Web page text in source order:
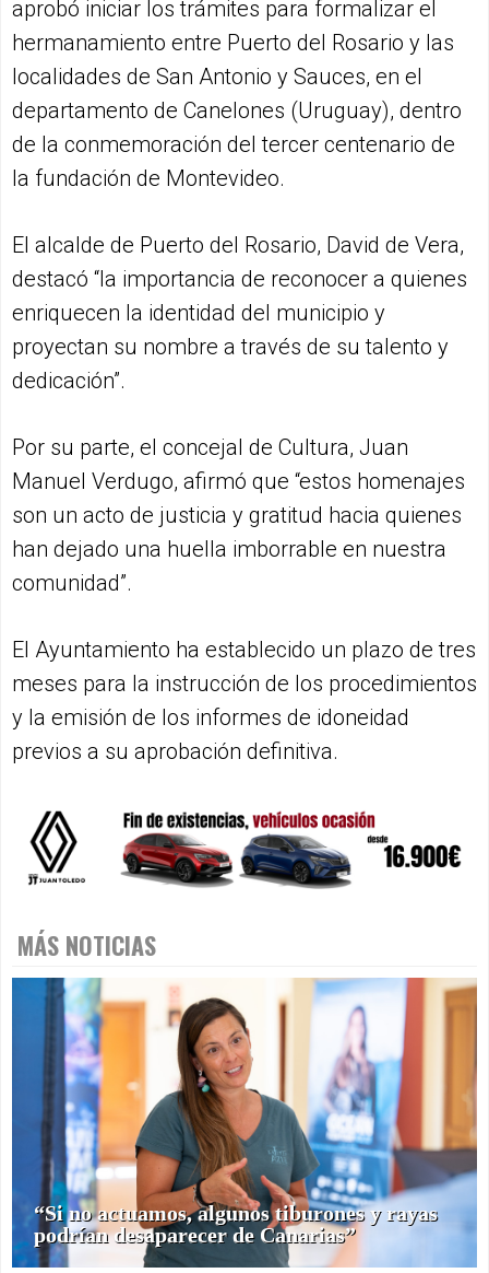
aprobó iniciar los trámites para formalizar el
hermanamiento entre Puerto del Rosario y las
localidades de San Antonio y Sauces, en el
departamento de Canelones (Uruguay), dentro
de la conmemoración del tercer centenario de
la fundación de Montevideo.
El alcalde de Puerto del Rosario, David de Vera,
destacó “la importancia de reconocer a quienes
enriquecen la identidad del municipio y
proyectan su nombre a través de su talento y
dedicación”.
Por su parte, el concejal de Cultura, Juan
Manuel Verdugo, afirmó que “estos homenajes
son un acto de justicia y gratitud hacia quienes
han dejado una huella imborrable en nuestra
comunidad”.
El Ayuntamiento ha establecido un plazo de tres
meses para la instrucción de los procedimientos
y la emisión de los informes de idoneidad
previos a su aprobación definitiva.
MÁS NOTICIAS
“Si no actuamos, algunos tiburones y rayas
podrían desaparecer de Canarias”